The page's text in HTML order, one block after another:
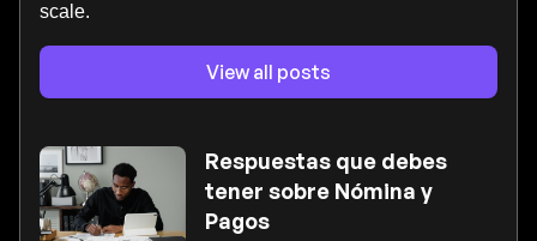
scale.
View all posts
Respuestas que debes
tener sobre Nómina y
Pagos